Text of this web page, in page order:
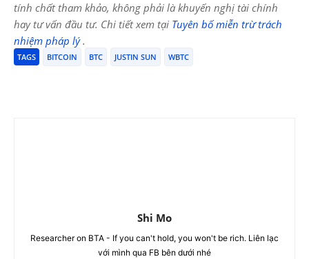
tính chất tham khảo, không phải là khuyến nghị tài chính
hay tư vấn đầu tư. Chi tiết xem tại Tuyên bố miễn trừ trách
nhiệm pháp lý.
TAGS BITCOIN BTC JUSTIN SUN WBTC
Shi Mo
Researcher on BTA - If you can't hold, you won't be rich. Liên lạc
với mình qua FB bên dưới nhé